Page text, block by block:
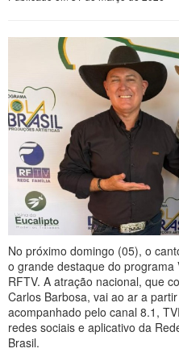
No próximo domingo (05), o
o grande destaque do
RFTV. A atração nacional, que
Carlos Barbosa, vai ao ar a
acompanhado pelo canal 8.1,
redes sociais e aplicativo da
Brasil.